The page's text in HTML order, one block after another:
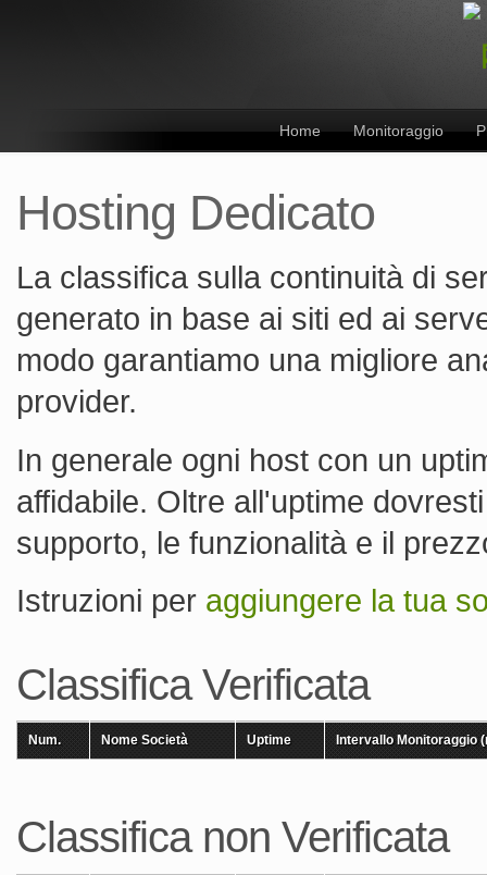
Home Monitoraggio
Hosting Dedicato
La classifica sulla continuità di
generato in base ai siti ed ai
modo garantiamo una migliore
provider.
In generale ogni host con un
affidabile. Oltre all'uptime
supporto, le funzionalità e il
Istruzioni per aggiungere la tua
Classifica Verificata
Num. Nome Società Uptime Intervallo Monitoraggio
Classifica non Verificata